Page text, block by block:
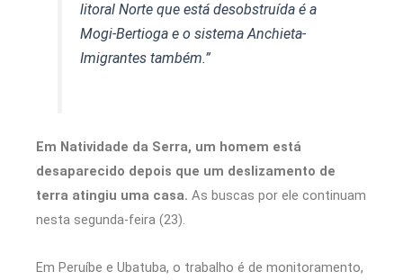
litoral Norte que está desobstruída é a
Mogi-Bertioga e o sistema Anchieta-
Imigrantes também.”
Em Natividade da Serra, um homem está
desaparecido depois que um deslizamento de
terra atingiu uma casa. As buscas por ele continuam
nesta segunda-feira (23).
Em Peruíbe e Ubatuba, o trabalho é de monitoramento,